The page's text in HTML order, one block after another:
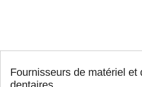
Fournisseurs de matériel et